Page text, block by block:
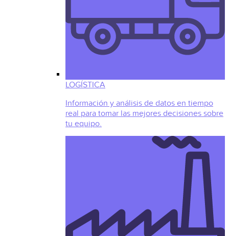
LOGÍSTICA
Información y análisis de datos en tiempo
real para tomar las mejores decisiones sobre
tu equipo.